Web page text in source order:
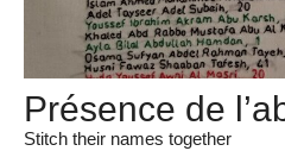
Présence de
Stitch their names together